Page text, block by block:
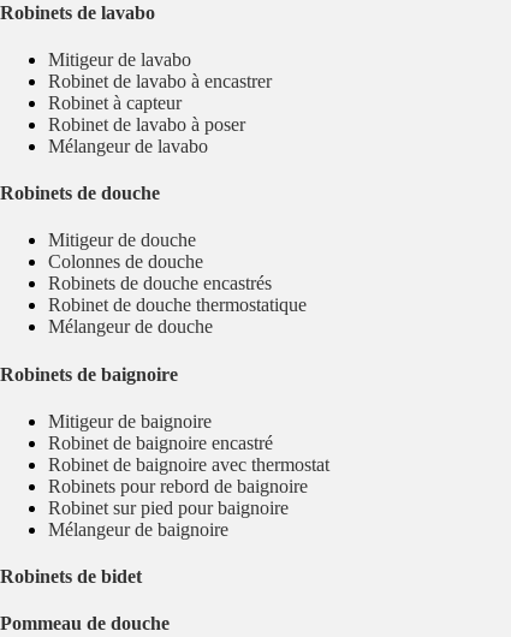
Robinets de lavabo
Mitigeur de lavabo
Robinet de lavabo à encastrer
Robinet à capteur
Robinet de lavabo à poser
Mélangeur de lavabo
Robinets de douche
Mitigeur de douche
Colonnes de douche
Robinets de douche encastrés
Robinet de douche thermostatique
Mélangeur de douche
Robinets de baignoire
Mitigeur de baignoire
Robinet de baignoire encastré
Robinet de baignoire avec thermostat
Robinets pour rebord de baignoire
Robinet sur pied pour baignoire
Mélangeur de baignoire
Robinets de bidet
Pommeau de douche